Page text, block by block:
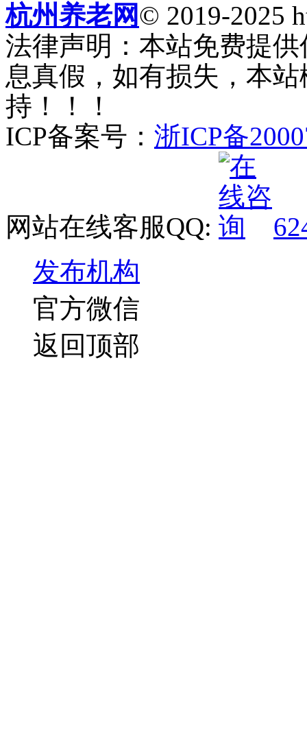
杭州养老网© 2019-2025
法律声明：本站免费提
息真假，如有损失，本
持！！！
ICP备案号： 浙ICP备
网站在线客服QQ:
发布机构
官方微信
返回顶部